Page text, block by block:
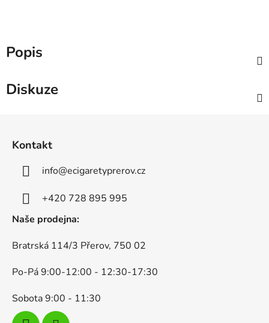
Popis
Diskuze
Kontakt
info@ecigaretyprerov.cz
+420 728 895 995
Naše prodejna:
Bratrská 114/3 Přerov, 750 02
Po-Pá 9:00-12:00 - 12:30-17:30
Sobota 9:00 - 11:30